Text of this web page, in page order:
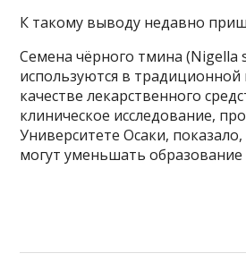
К такому выводу недавно
Семена чёрного тмина (Nigella
используются в
качестве лекарственного
клиническое исследование,
Университете Осаки,
могут уменьшать